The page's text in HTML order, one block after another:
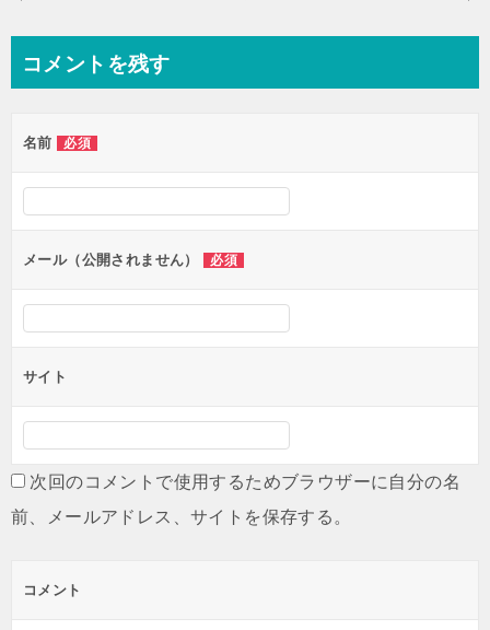
コメントを残す
名前 必須
メール（公開されません） 必須
サイト
次回のコメントで使用するためブラウザーに自分の名
前、メールアドレス、サイトを保存する。
コメント